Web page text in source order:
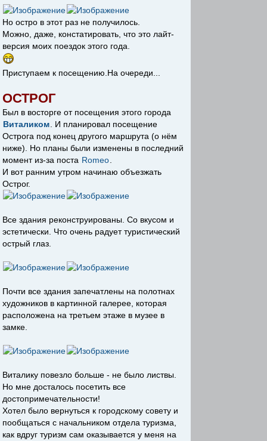
Но остро в этот раз не получилось.
Можно, даже, констатировать, что это лайт-
версия моих поездок этого года.
Приступаем к посещению.На очереди...
ОСТРОГ
Был в восторге от посещения этого города
Виталиком . И планировал посещение
Острога под конец другого маршрута (о нём
ниже). Но планы были изменены в последний
момент из-за поста Romeo
И вот ранним утром начинаю объезжать
Острог.
Все здания реконструированы. Со вкусом и
эстетически. Что очень радует туристический
острый глаз.
Почти все здания запечатлены на полотнах
художников в картинной галерее, которая
расположена на третьем этаже в музее в
замке.
Виталику повезло больше - не было листвы.
Но мне досталось посетить все
достопримечательности!
Хотел было вернуться к городскому совету и
пообщаться с начальником отдела туризма,
как вдруг туризм сам оказывается у меня на